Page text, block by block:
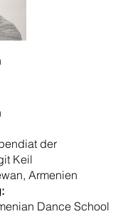
der
Keil
Armenien
Dance School